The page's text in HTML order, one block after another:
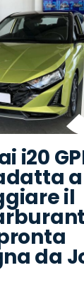
i20
a
il
da